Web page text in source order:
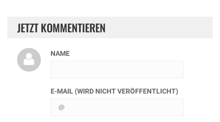
JETZT KOMMENTIEREN
NAME
E-MAIL (WIRD NICHT VERÖFFENTLICHT)